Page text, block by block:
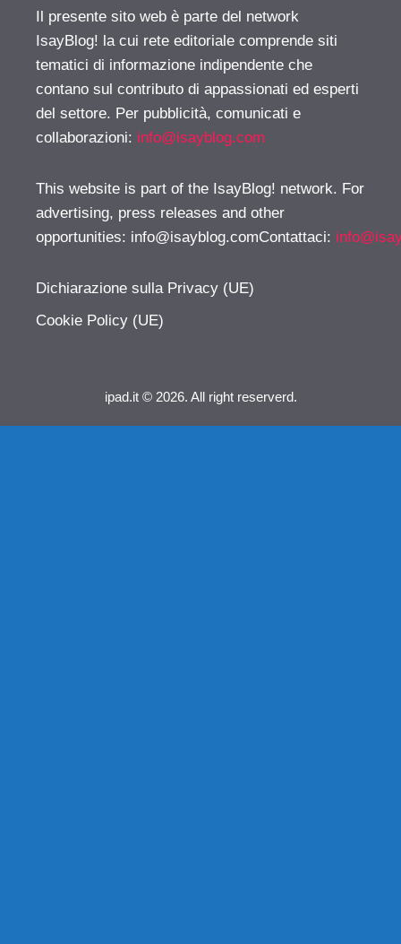
Il presente sito web è parte del network
IsayBlog! la cui rete editoriale comprende siti
tematici di informazione indipendente che
contano sul contributo di appassionati ed esperti
del settore. Per pubblicità, comunicati e
collaborazioni: info@isayblog.com
This website is part of the IsayBlog! network. For
advertising, press releases and other
opportunities: info@isayblog.comContattaci:
Dichiarazione sulla Privacy (UE)
Cookie Policy (UE)
ipad.it © 2026. All right reserverd.